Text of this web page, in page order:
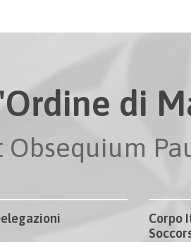
di
Obsequium
Corpo